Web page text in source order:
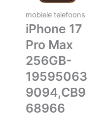
mobiele telefoons
iPhone 17
Pro Max
256GB-
19595063
9094,CB9
68966